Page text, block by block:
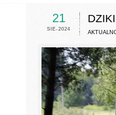
21
SIE-2024